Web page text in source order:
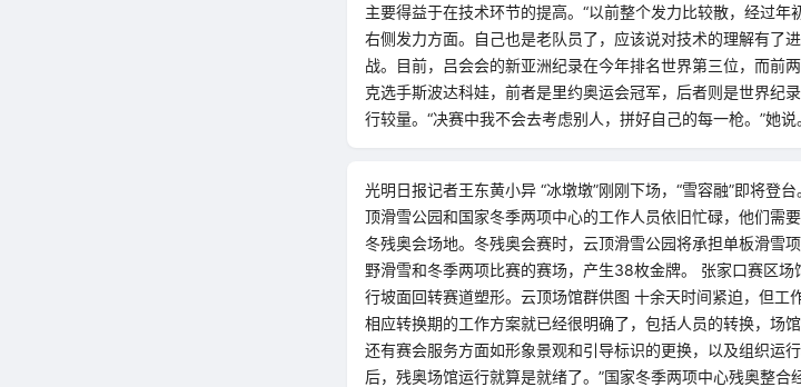
主要得益于在技术环节的提高。“以前整个发力比较散，经过年
右侧发力方面。自己也是老队员了，应该说对技术的理解有了
战。目前，吕会会的新亚洲纪录在今年排名世界第三位，而前
克选手斯波达科娃，前者是里约奥运会冠军，后者则是世界纪
行较量。“决赛中我不会去考虑别人，拼好自己的每一枪。”她说
光明日报记者王东黄小异 “冰墩墩”刚刚下场，“雪容融”即将登
顶滑雪公园和国家冬季两项中心的工作人员依旧忙碌，他们需
冬残奥会场地。冬残奥会赛时，云顶滑雪公园将承担单板滑雪
野滑雪和冬季两项比赛的赛场，产生38枚金牌。 张家口赛区
行坡面回转赛道塑形。云顶场馆群供图 十余天时间紧迫，但工
相应转换期的工作方案就已经很明确了，包括人员的转换，场
还有赛会服务方面如形象景观和引导标识的更换，以及组织运
后，‍‍残奥场馆运行就算是就绪了。‍”国家冬季两项中心残奥整